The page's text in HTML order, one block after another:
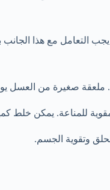
التعامل مع هذا الجانب
ملعقة صغيرة من العسل
للمناعة. يمكن خلط
وتقوية الجسم.